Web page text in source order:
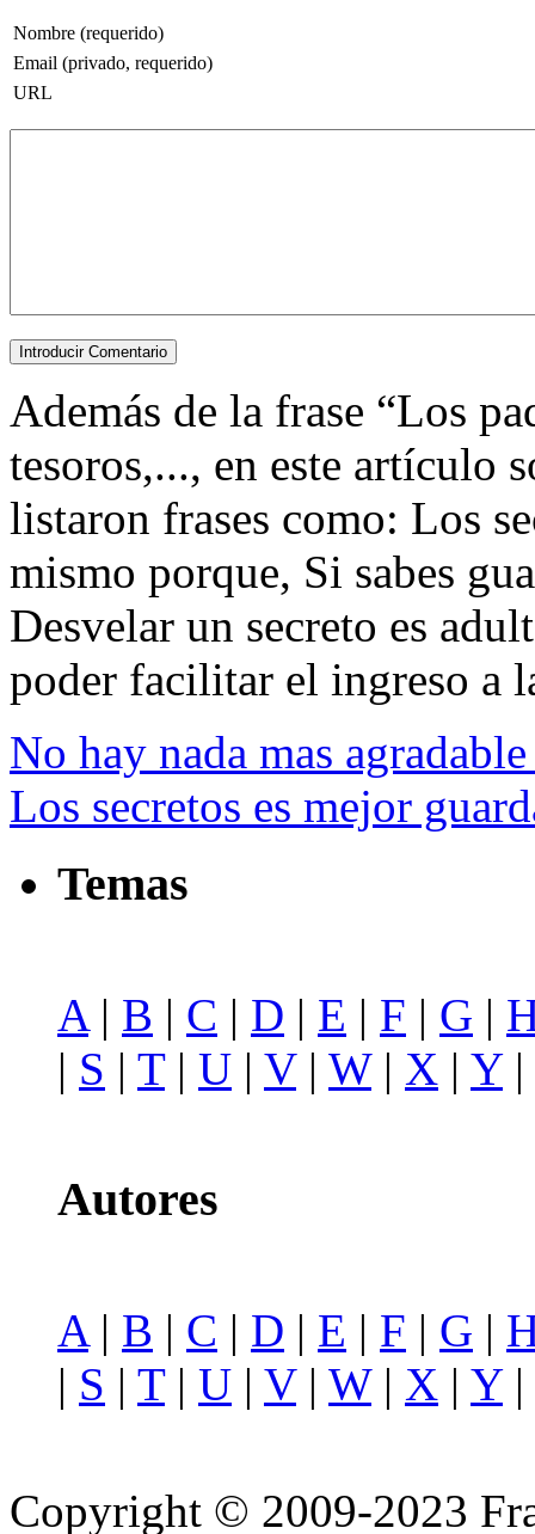
Nombre (requerido)
Email (privado, requerido)
URL
Además de la frase “Los
tesoros,..., en este artículo
listaron frases como: Los
mismo porque, Si sabes
Desvelar un secreto es
poder facilitar el ingreso a
No hay nada mas
Los secretos es mejor
Temas
A | B | C | D | E | F | G |
| S | T| U | V| W| X | Y|
Autores
A| B | C | D | E | F | G |
| S | T| U | V| W| X | Y|
Copyright © 2009-2023